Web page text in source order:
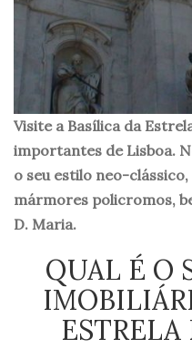
Visite a Basílica da
importantes de Lisboa.
o seu estilo neo-clássico,
mármores policromos,
D. Maria.
QUAL É O
ESTRELA